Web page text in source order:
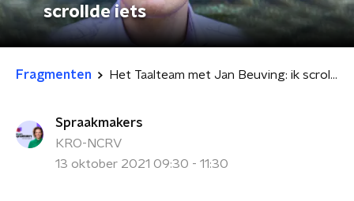
scrollde iets
Fragmenten Het Taalteam met Jan Beuving: ik scrollde iets
Spraakmakers
KRO-NCRV
13 oktober 2021 09:30 - 11:30